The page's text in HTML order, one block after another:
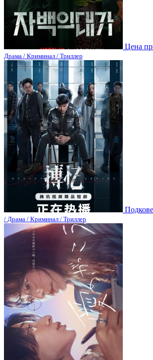
Цена
Драма / Криминал / Триллер
/ Драма / Криминал / Триллер